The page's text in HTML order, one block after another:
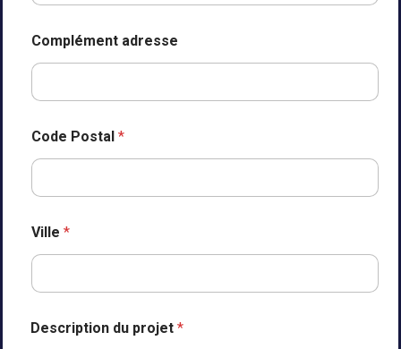
Complément adresse
Code Postal *
Ville *
Description du projet *